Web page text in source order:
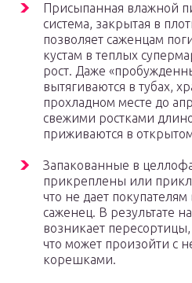
Присыпанная влажной
система, закрытая в
позволяет саженцам
кустам в теплых
рост. Даже
вытягиваются в тубах,
прохладном месте до
свежими ростками
приживаются в
Запакованные в
прикреплены или
что не дает
саженец. В результате
возникает
что может произойти с
корешками.